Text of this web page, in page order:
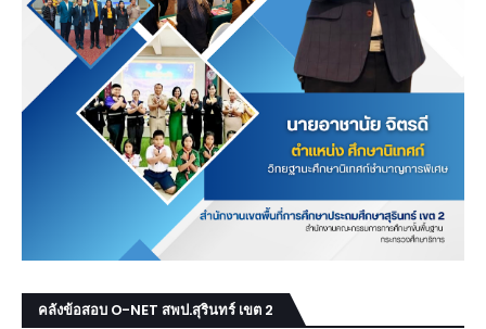
คลังข้อสอบ O-NET สพป.สุรินทร์ เขต 2